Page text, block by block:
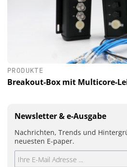
PRODUKTE
Breakout-Box mit Multicore-
Newsletter & e-Ausgabe
Nachrichten, Trends und
neuesten E-paper.